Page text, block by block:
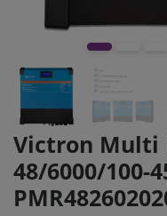
Victron Multi
48/6000/100-